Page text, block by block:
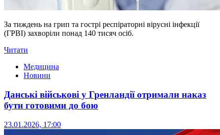
За тиждень на грип та гострі респіраторні вірусні інфекції
(ГРВІ) захворіли понад 140 тисяч осіб.
Читати
Медицина
Новини
Данські військові у Гренландії отримали наказ
бути готовими до бою
23.01.2026, 17:00